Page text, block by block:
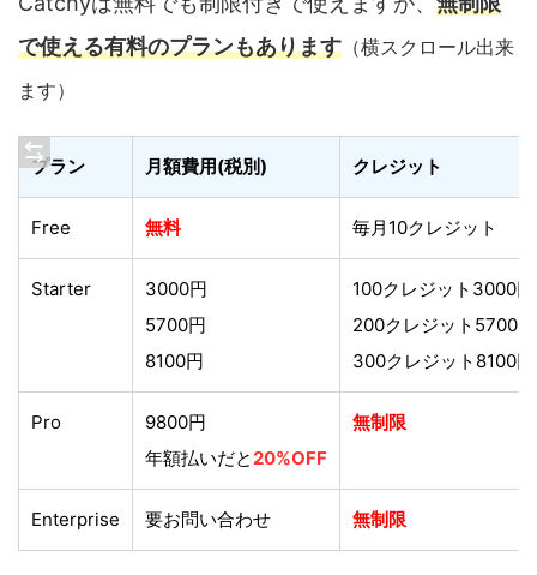
で使える有料のプランもあります （横スクロール出来
ます）
プラン 月額費用(税別) クレジット
Free 無料 毎月10クレジット
Starter
3000円
5700円
8100円
100クレジット3000円
200クレジット5700円
300クレジット8100円
Pro
9800円
年額払いだと20%OFF
無制限
Enterprise 要お問い合わせ 無制限